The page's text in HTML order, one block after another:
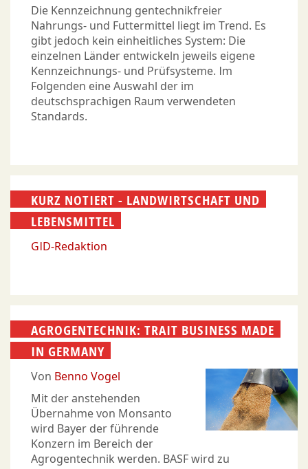
Die Kennzeichnung gentechnikfreier
Nahrungs- und Futtermittel liegt im Trend. Es
gibt jedoch kein einheitliches System: Die
einzelnen Länder entwickeln jeweils eigene
Kennzeichnungs- und Prüfsysteme. Im
Folgenden eine Auswahl der im
deutschsprachigen Raum verwendeten
Standards.
KURZ NOTIERT - LANDWIRTSCHAFT UND
LEBENSMITTEL
GID-Redaktion
AGROGENTECHNIK: TRAIT BUSINESS MADE
IN GERMANY
Von Benno Vogel
Mit der anstehenden
Übernahme von Monsanto
wird Bayer der führende
Konzern im Bereich der
Agrogentechnik werden. BASF wird zu